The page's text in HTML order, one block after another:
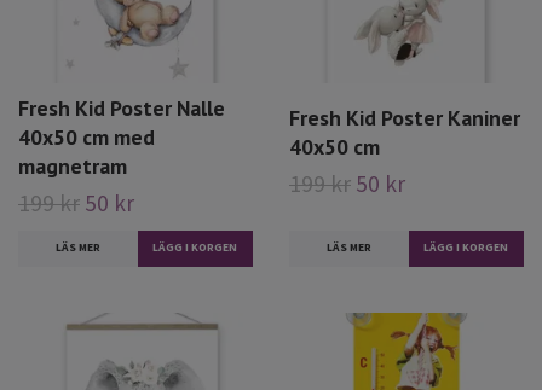
Fresh Kid Poster Nalle
40x50 cm med
magnetram
199 kr 50 kr
LÄS MER
Fresh Kid Poster Kaniner
40x50 cm
199 kr 50 kr
LÄS MER